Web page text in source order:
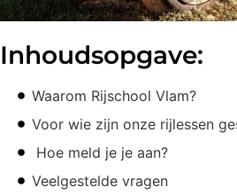
Inhoudsopgave:
Waarom Rijschool Vlam?
Voor wie zijn onze rijlessen
Hoe meld je je aan?
Veelgestelde vragen